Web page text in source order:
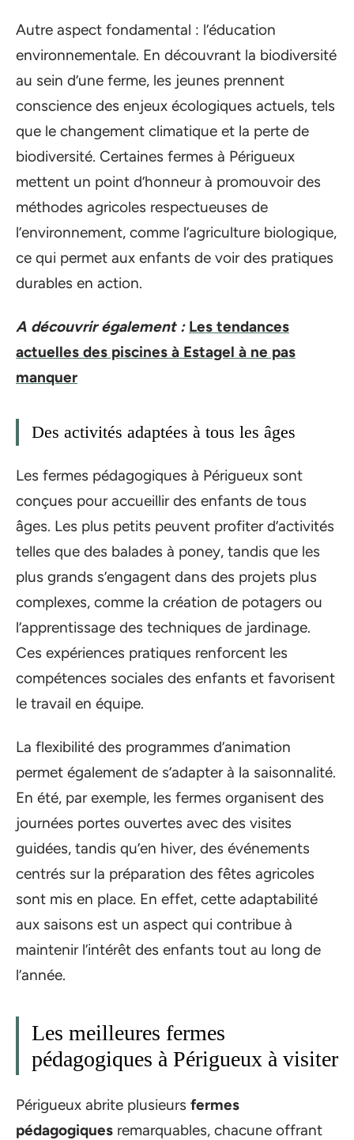
Autre aspect fondamental : l’éducation
environnementale. En découvrant la biodiversité
au sein d’une ferme, les jeunes prennent
conscience des enjeux écologiques actuels, tels
que le changement climatique et la perte de
biodiversité. Certaines fermes à Périgueux
mettent un point d’honneur à promouvoir des
méthodes agricoles respectueuses de
l’environnement, comme l’agriculture biologique,
ce qui permet aux enfants de voir des pratiques
durables en action.
A découvrir également : Les tendances
actuelles des piscines à Estagel à ne pas
manquer
Des activités adaptées à tous les âges
Les fermes pédagogiques à Périgueux sont
conçues pour accueillir des enfants de tous
âges. Les plus petits peuvent profiter d’activités
telles que des balades à poney, tandis que les
plus grands s’engagent dans des projets plus
complexes, comme la création de potagers ou
l’apprentissage des techniques de jardinage.
Ces expériences pratiques renforcent les
compétences sociales des enfants et favorisent
le travail en équipe.
La flexibilité des programmes d’animation
permet également de s’adapter à la saisonnalité.
En été, par exemple, les fermes organisent des
journées portes ouvertes avec des visites
guidées, tandis qu’en hiver, des événements
centrés sur la préparation des fêtes agricoles
sont mis en place. En effet, cette adaptabilité
aux saisons est un aspect qui contribue à
maintenir l’intérêt des enfants tout au long de
l’année.
Les meilleures fermes
pédagogiques à Périgueux à visiter
Périgueux abrite plusieurs fermes
pédagogiques remarquables, chacune offrant